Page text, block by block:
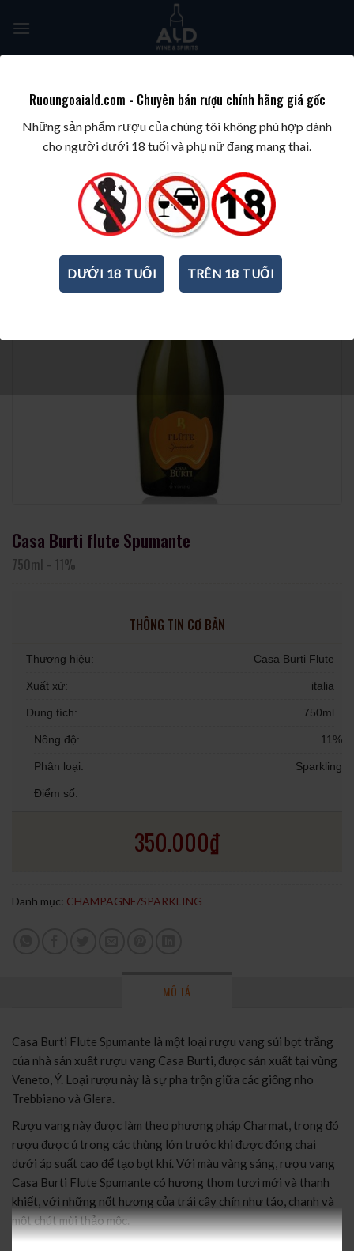
TRANG CHỦ / WINE/BIA/SAKE/SOJU CHAMPAGNE/SPARKLING
Casa Burti flute Spumante
750ml - 11%
THÔNG TIN CƠ BẢN
Thương hiệu: Casa Burti Flute
Xuất xứ: italia
Dung tích: 750ml
Nồng độ: 11%
Phân loại: Sparkling
Điểm số:
350.000₫
Danh mục: CHAMPAGNE/SPARKLING
MÔ TẢ
Casa Burti Flute Spumante là một loại rượu vang sủi bọt trắng
của nhà sản xuất rượu vang Casa Burti, được sản xuất tại vùng
Veneto, Ý. Loại rượu này là sự pha trộn giữa các giống nho
Trebbiano và Glera.
Rượu vang này được làm theo phương pháp Charmat, trong đó
rượu được ủ trong các thùng lớn trước khi được đóng chai
dưới áp suất cao để tạo bọt khí. Với màu vàng sáng, rượu vang
Casa Burti Flute Spumante có hương thơm tươi mới và thanh
khiết, với những nốt hương của trái cây chín như táo, chanh và
một chút mùi thảo mộc.
Ruoungoaiald.com - Chuyên bán rượu chính hãng giá gốc
Những sản phẩm rượu của chúng tôi không phù hợp dành
cho người dưới 18 tuổi và phụ nữ đang mang thai.
DƯỚI 18 TUỔI TRÊN 18 TUỔI